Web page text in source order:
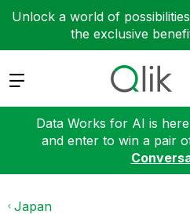
Unlock a world of
the exclusive
Expand
Data Works for AI is
and enter to win a pair
Japan